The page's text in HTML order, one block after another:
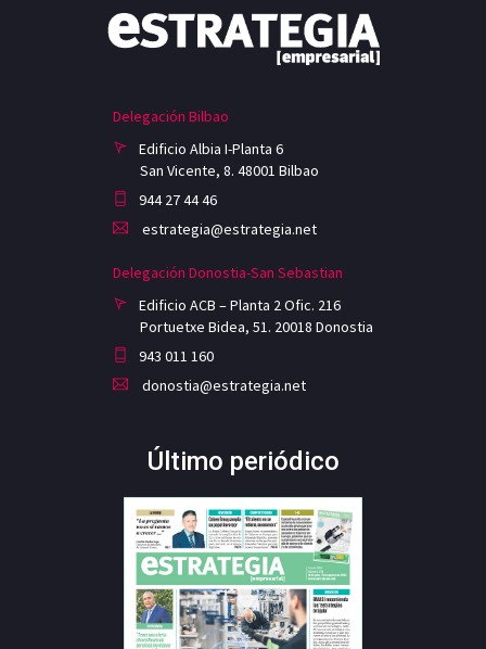
Delegación Bilbao
Edificio Albia I-Planta 6
San Vicente, 8. 48001 Bilbao
944 27 44 46
estrategia@estrategia.net
Delegación Donostia-San Sebastian
Edificio ACB – Planta 2 Ofic. 216
Portuetxe Bidea, 51. 20018 Donostia
943 011 160
donostia@estrategia.net
Último periódico